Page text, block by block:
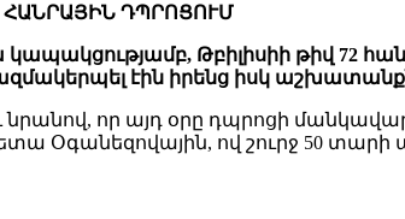
ԴՊՐՈՑՈՒՄ
կապակցությամբ, Թբիլիսիի թիվ 72
էին իրենց իսկ
նրանով, որ այդ օրը դպրոցի
Օգանեզովային, ով շուրջ 50